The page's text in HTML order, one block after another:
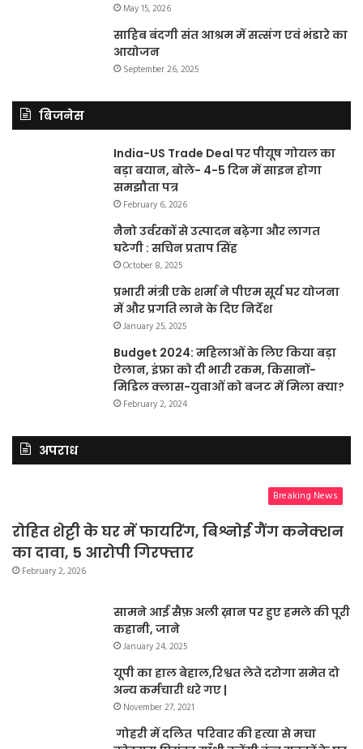
May 15, 2026
साहिब बंदगी संत आश्रम में सत्संग एवं भंडारे का
आयोजन
September 26, 2025
बिजनेस
India-US Trade Deal पर पीयूष गोयल का
बड़ा बयान, बोले- 4-5 दिन में साइन होगा
समझौता पत्र
February 6, 2026
नैनो उर्वरकों से उत्पादन बढ़ेगा और लागत
घटेगी : सचिन प्रताप सिंह
October 8, 2025
प्रभारी मंत्री एके शर्मा ने पीएम सूर्य घर योजना
में और प्रगति लाने के दिए निर्देश
January 25, 2025
Budget 2024: महिलाओं के लिए किया बड़ा
ऐलान, इंफ्रा को दी भारी रकम, किसानों-
मिडिल क्लास-युवाओं को बजट में मिला क्या?
February 2, 2024
अपराध
Breaking News
रोहित शेट्टी के घर में फायरिंग, बिश्नोई गैंग कनेक्शन
का दावा, 5 आरोपी गिरफ्तार
February 2, 2026
सामने आई सैफ़ अली ख़ान पर हुए हमले की पूरी
कहानी, जाने
January 24, 2025
यूपी का हाल बेहाल,रिश्वत लेते दरोगा समेत दो
अन्य कर्मचारी धरे गए |
November 27, 2021
गोहरी में दलित परिवार की हत्या से मचा